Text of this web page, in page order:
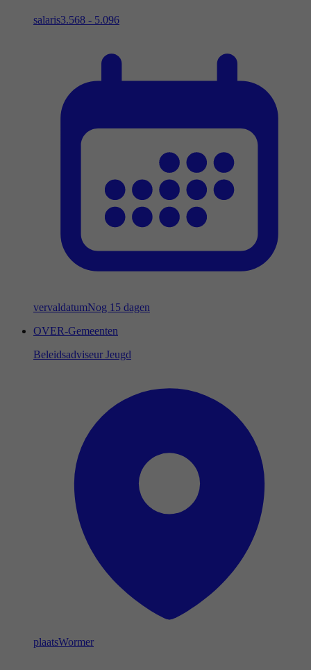
salaris3.568 - 5.096
vervaldatumNog 15 dagen
OVER-Gemeenten
Beleidsadviseur Jeugd
plaatsWormer